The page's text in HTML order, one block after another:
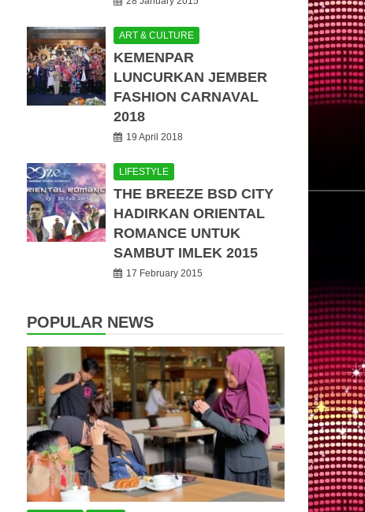
ART & CULTURE
KEMENPAR
LUNCURKAN JEMBER
FASHION CARNAVAL
2018
19 April 2018
LIFESTYLE
THE BREEZE BSD CITY
HADIRKAN ORIENTAL
ROMANCE UNTUK
SAMBUT IMLEK 2015
17 February 2015
POPULAR NEWS